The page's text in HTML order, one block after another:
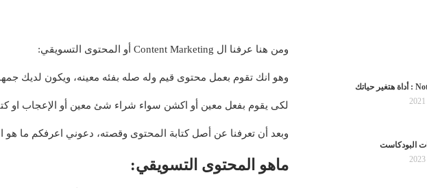
البودكاست
ومن هنا عرفنا ال Content Marketing أو المحتوى التسويقي:
وهو انك تقوم بعمل محتوى قيم وله صله بفئه معينه، ويكون لديك
لكى يقوم بفعل معين أو اكشن سواء شراء شئ معين أو الإعجاب او
وبعد أن تعرفنا عن أصل كتابة المحتوى وقصته، دعوني اعرفكم ما هو
ماهو المحتوى التسويقي: